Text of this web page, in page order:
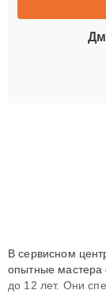
В сервисном
опытные
до 12 лет. Они